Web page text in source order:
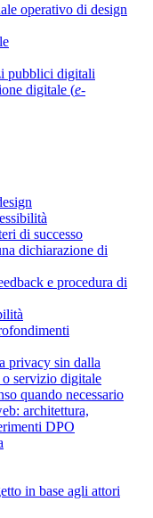
operativo di design
pubblici digitali
digitale (e-
di successo
dichiarazione di
e procedura di
privacy sin dalla
servizio digitale
quando necessario
architettura,
DPO
in base agli attori